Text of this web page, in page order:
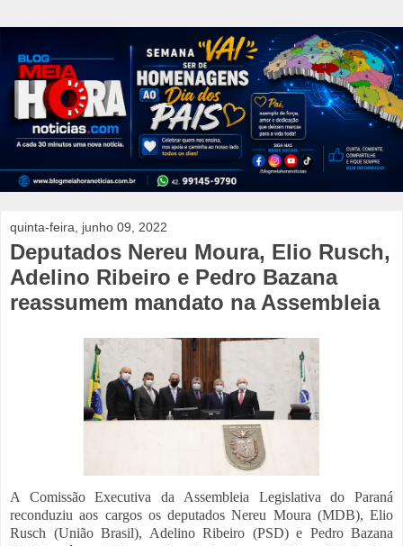
quinta-feira, junho 09, 2022
Deputados Nereu Moura, Elio Rusch,
Adelino Ribeiro e Pedro Bazana
reassumem mandato na Assembleia
A Comissão Executiva da Assembleia Legislativa do Paraná
reconduziu aos cargos os deputados Nereu Moura (MDB), Elio
Rusch (União Brasil), Adelino Ribeiro (PSD) e Pedro Bazana